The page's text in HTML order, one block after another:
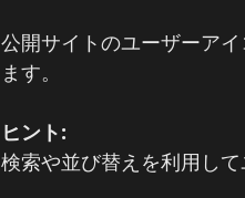
公開サイトのユーザーア
ます。
ヒント:
検索や並び替えを利用し